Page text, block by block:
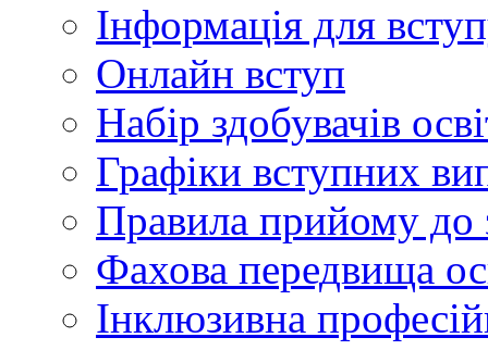
Інформація для
Онлайн вступ
Набір здобувачів
Графіки вступних
Правила прийому до
Фахова передвища
Інклюзивна